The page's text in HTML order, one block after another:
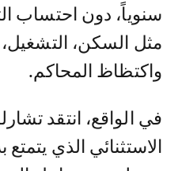
سنوياً، دون احتساب
مثل السكن، التشغيل،
واكتظاظ المحاكم.
في الواقع، انتقد
الاستثنائي الذي